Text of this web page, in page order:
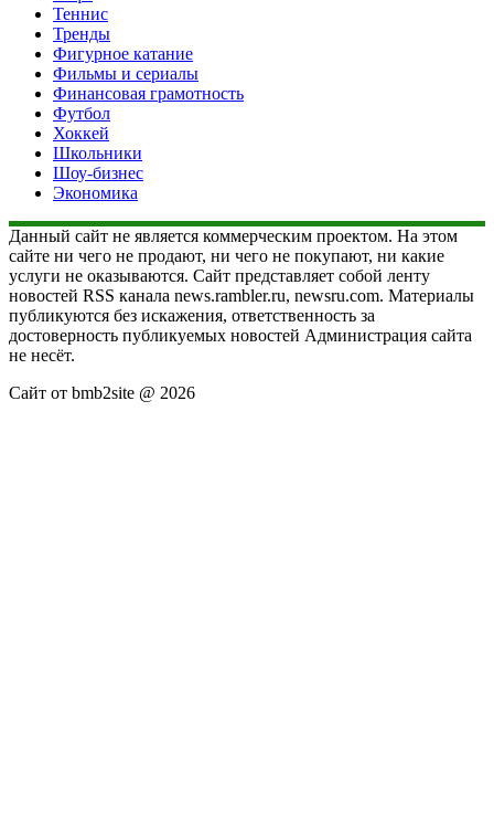
Теннис
Тренды
Фигурное катание
Фильмы и сериалы
Финансовая грамотность
Футбол
Хоккей
Школьники
Шоу-бизнес
Экономика
Данный сайт не является коммерческим проектом. На этом
сайте ни чего не продают, ни чего не покупают, ни какие
услуги не оказываются. Сайт представляет собой ленту
новостей RSS канала news.rambler.ru, newsru.com. Материалы
публикуются без искажения, ответственность за
достоверность публикуемых новостей Администрация сайта
не несёт.
Сайт от bmb2site @ 2026